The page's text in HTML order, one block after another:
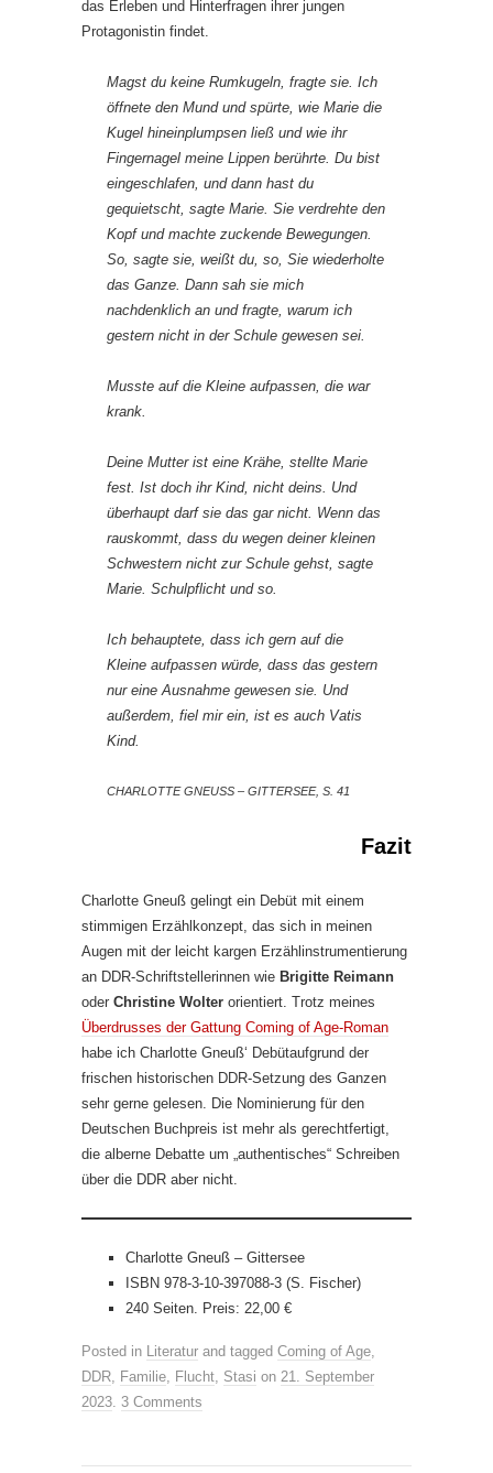
das Erleben und Hinterfragen ihrer jungen
Protagonistin findet.
Magst du keine Rumkugeln, fragte sie. Ich
öffnete den Mund und spürte, wie Marie die
Kugel hineinplumpsen ließ und wie ihr
Fingernagel meine Lippen berührte. Du bist
eingeschlafen, und dann hast du
gequietscht, sagte Marie. Sie verdrehte den
Kopf und machte zuckende Bewegungen.
So, sagte sie, weißt du, so, Sie wiederholte
das Ganze. Dann sah sie mich
nachdenklich an und fragte, warum ich
gestern nicht in der Schule gewesen sei.
Musste auf die Kleine aufpassen, die war
krank.
Deine Mutter ist eine Krähe, stellte Marie
fest. Ist doch ihr Kind, nicht deins. Und
überhaupt darf sie das gar nicht. Wenn das
rauskommt, dass du wegen deiner kleinen
Schwestern nicht zur Schule gehst, sagte
Marie. Schulpflicht und so.
Ich behauptete, dass ich gern auf die
Kleine aufpassen würde, dass das gestern
nur eine Ausnahme gewesen sie. Und
außerdem, fiel mir ein, ist es auch Vatis
Kind.
CHARLOTTE GNEUSS – GITTERSEE, S. 41
Fazit
Charlotte Gneuß gelingt ein Debüt mit einem
stimmigen Erzählkonzept, das sich in meinen
Augen mit der leicht kargen Erzählinstrumentierung
an DDR-Schriftstellerinnen wie Brigitte Reimann
oder Christine Wolter orientiert. Trotz meines
Überdrusses der Gattung Coming of Age-Roman
habe ich Charlotte Gneuß‘ Debütaufgrund der
frischen historischen DDR-Setzung des Ganzen
sehr gerne gelesen. Die Nominierung für den
Deutschen Buchpreis ist mehr als gerechtfertigt,
die alberne Debatte um „authentisches“ Schreiben
über die DDR aber nicht.
Charlotte Gneuß – Gittersee
ISBN 978-3-10-397088-3 (S. Fischer)
240 Seiten. Preis: 22,00 €
Posted in Literatur and tagged Coming of Age
DDR
Familie Flucht Stasi on 21. September
2023 3 Comments